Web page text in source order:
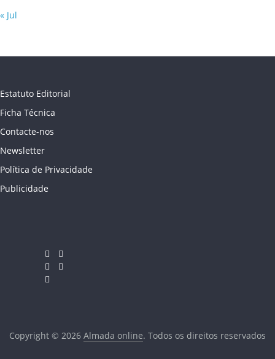
« Jul
Estatuto Editorial
Ficha Técnica
Contacte-nos
Newsletter
Política de Privacidade
Publicidade
Copyright © 2026 Almada online. Todos os direitos reservados